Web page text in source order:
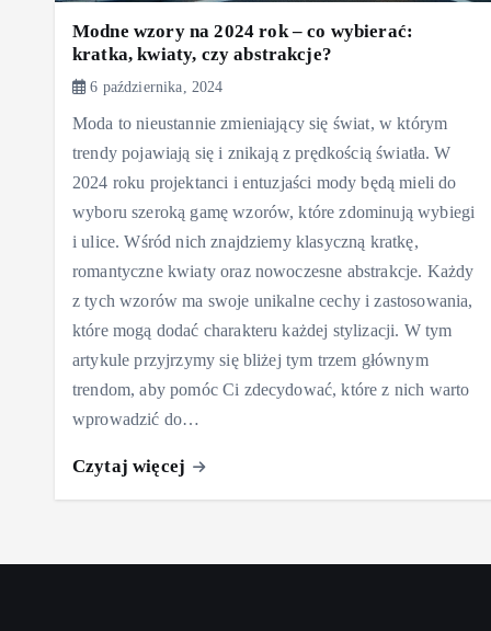
Modne wzory na 2024 rok – co wybierać:
kratka, kwiaty, czy abstrakcje?
6 października, 2024
Moda to nieustannie zmieniający się świat, w którym
trendy pojawiają się i znikają z prędkością światła. W
2024 roku projektanci i entuzjaści mody będą mieli do
wyboru szeroką gamę wzorów, które zdominują wybiegi
i ulice. Wśród nich znajdziemy klasyczną kratkę,
romantyczne kwiaty oraz nowoczesne abstrakcje. Każdy
z tych wzorów ma swoje unikalne cechy i zastosowania,
które mogą dodać charakteru każdej stylizacji. W tym
artykule przyjrzymy się bliżej tym trzem głównym
trendom, aby pomóc Ci zdecydować, które z nich warto
wprowadzić do…
Czytaj więcej